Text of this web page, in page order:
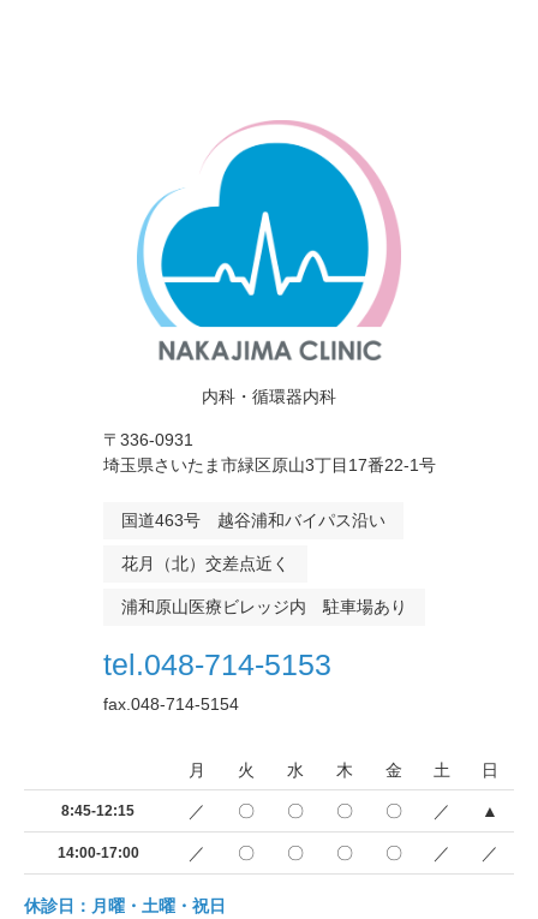
内科・循環器内科
〒336-0931
埼玉県さいたま市緑区原山3丁目17番22-1号
国道463号 越谷浦和バイパス沿い
花月（北）交差点近く
浦和原山医療ビレッジ内 駐車場あり
tel.048-714-5153
fax.048-714-5154
月 火 水 木 金 土 日
8:45-12:15 ／ 〇 〇 〇 〇 ／ ▲
14:00-17:00 ／ 〇 〇 〇 〇 ／ ／
休診日：月曜・土曜・祝日